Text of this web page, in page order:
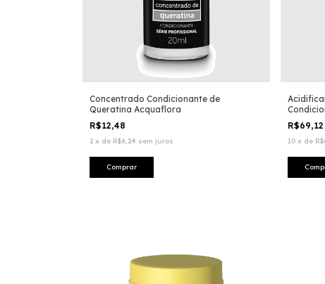
Concentrado Condicionante de
Queratina Acquaflora
R$12,48
2 x de R$6,24 sem juros
R$69,12
10 x de